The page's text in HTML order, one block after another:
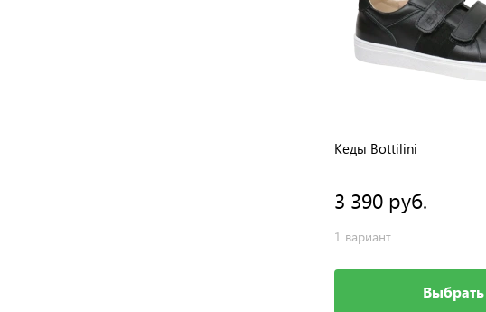
Кеды Bottilini
3 390 руб.
1 вариант
Выбрать